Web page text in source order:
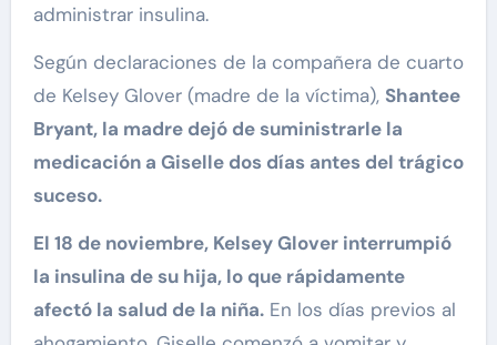
administrar insulina.
Según declaraciones de la compañera de cuarto
de Kelsey Glover (madre de la víctima), Shantee
Bryant, la madre dejó de suministrarle la
medicación a Giselle dos días antes del trágico
suceso.
El 18 de noviembre, Kelsey Glover interrumpió
la insulina de su hija, lo que rápidamente
afectó la salud de la niña.En los días previos al